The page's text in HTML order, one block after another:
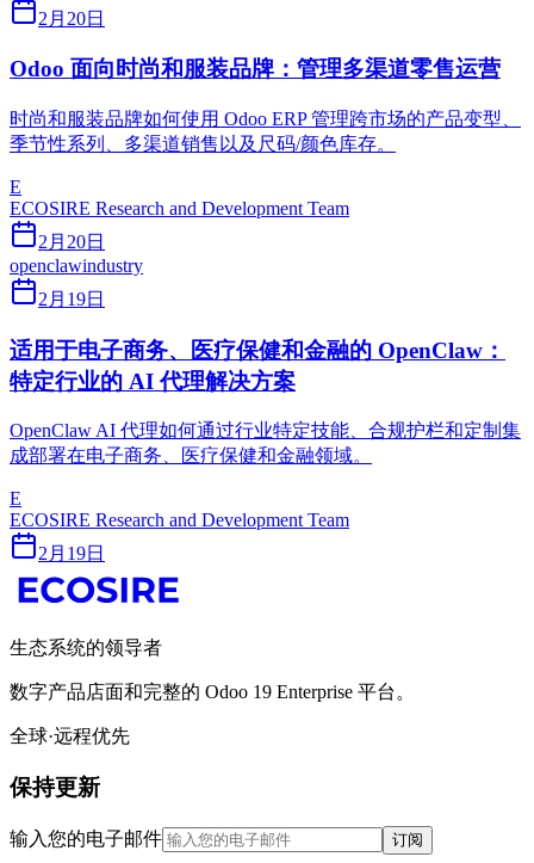
2月20日
Odoo 面向时尚和服装品牌：管理多渠道零售运营
时尚和服装品牌如何使用 Odoo ERP 管理跨市场的产品变型、
季节性系列、多渠道销售以及尺码/颜色库存。
E
ECOSIRE Research and Development Team
2月20日
openclawindustry
2月19日
适用于电子商务、医疗保健和金融的 OpenClaw：
特定行业的 AI 代理解决方案
OpenClaw AI 代理如何通过行业特定技能、合规护栏和定制集
成部署在电子商务、医疗保健和金融领域。
E
ECOSIRE Research and Development Team
2月19日
生态系统的领导者
数字产品店面和完整的 Odoo 19 Enterprise 平台。
全球·远程优先
保持更新
输入您的电子邮件 订阅